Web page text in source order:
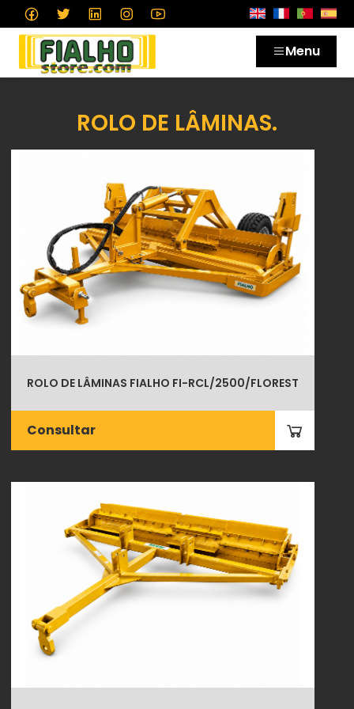
Menu
ROLO DE LÂMINAS.
ROLO DE LÂMINAS FIALHO FI-RCL/2500/FLOREST
Consultar